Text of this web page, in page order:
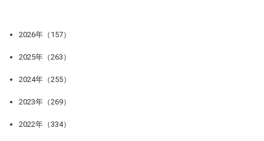
2026年（157）
2025年（263）
2024年（255）
2023年（269）
2022年（334）